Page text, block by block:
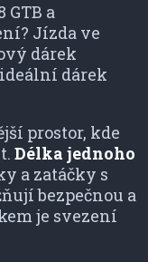
GTB a
Jízda ve
dárek
dárek
prostor, kde
Délka jednoho
a zatáčky s
bezpečnou a
je svezení